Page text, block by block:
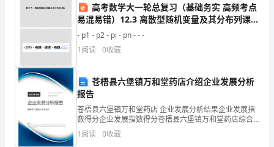
工，
高考数学大一轮总复习（基础务实 高频考点
易混易错）12.3 离散型随机变量及其分布列课件
理 新人教A版
- p1 - p2 - pi - pn - - -
1阅读 0收藏
苍梧县六堡镇万和堂药店介绍企业发展分析
报告
苍梧县六堡镇万和堂药店 企业发展分析结果企业发展指
数得分企业发展指数得分苍梧县六堡镇万和堂药店综合
得分说明：企业发展指数根据企业规模、企业创新、企
业风险、企业活力四个维度对企业发展情况进行评价。
1阅读 0收藏